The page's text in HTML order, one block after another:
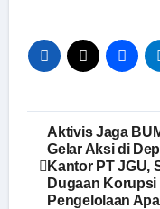
Navigasi
pos
Aktivis Jaga
Gelar Aksi di
Kantor PT JGU,
Dugaan Korupsi
Pengelolaan